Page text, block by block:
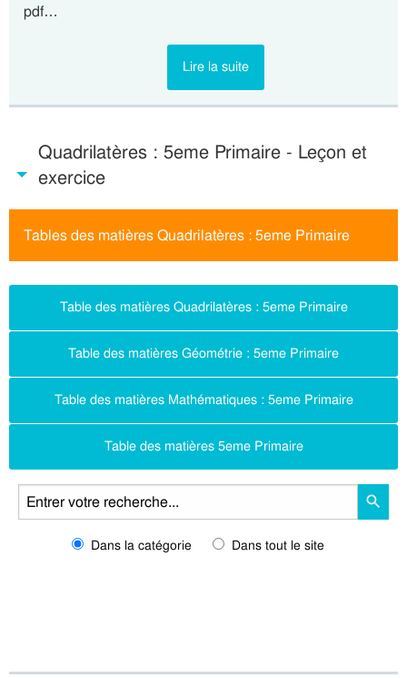
pdf…
Lire la suite
Quadrilatères : 5eme Primaire - Leçon et
exercice
Tables des matières Quadrilatères : 5eme Primaire
Table des matières Quadrilatères : 5eme Primaire
Table des matières Géométrie : 5eme Primaire
Table des matières Mathématiques : 5eme Primaire
Table des matières 5eme Primaire
Dans la catégorie Dans tout le site